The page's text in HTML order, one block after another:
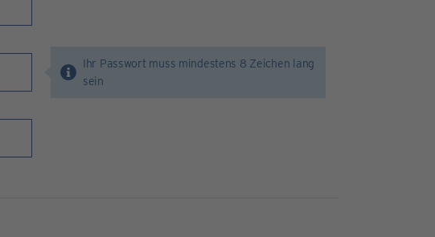
Ihr Passwort muss mindestens 8 Zeichen lang
sein